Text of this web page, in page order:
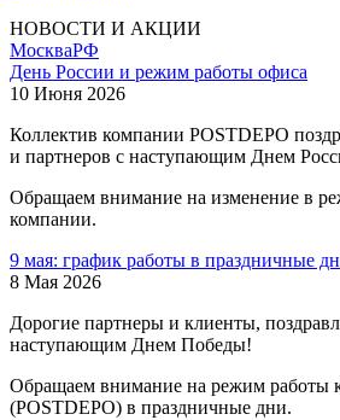
НОВОСТИ И АКЦИИ
МоскваРФ
День России и режим работы офиса
10 Июня 2026
Коллектив компании POSTDEPO
и партнеров с наступающим Днем
Обращаем внимание на изменение в
компании.
9 мая: график работы в праздничные
8 Мая 2026
Дорогие партнеры и клиенты,
наступающим Днем Победы!
Обращаем внимание на режим
(POSTDEPO) в праздничные дни.